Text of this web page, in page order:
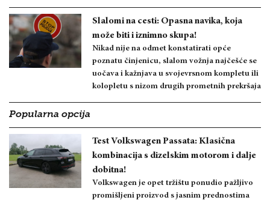
Slalomi na cesti: Opasna navika, koja
može biti i iznimno skupa!
Nikad nije na odmet konstatirati opće
poznatu činjenicu, slalom vožnja najčešće se
uočava i kažnjava u svojevrsnom kompletu ili
kolopletu s nizom drugih prometnih prekršaja
Popularna opcija
Test Volkswagen Passata: Klasična
kombinacija s dizelskim motorom i dalje
dobitna!
Volkswagen je opet tržištu ponudio pažljivo
promišljeni proizvod s jasnim prednostima